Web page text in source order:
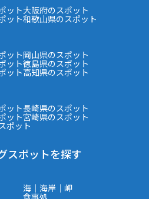
ット大阪府のスポット
ット和歌山県のスポット
ット岡山県のスポット
ット徳島県のスポット
ット高知県のスポット
ット長崎県のスポット
ット宮崎県のスポット
ポット
スポットを探す
海｜海岸｜岬
食事処